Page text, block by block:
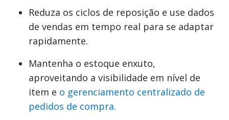
Reduza os ciclos de reposição e use dados
de vendas em tempo real para se adaptar
rapidamente.
Mantenha o estoque enxuto,
aproveitando a visibilidade em nível de
item e o gerenciamento centralizado de
pedidos de compra.